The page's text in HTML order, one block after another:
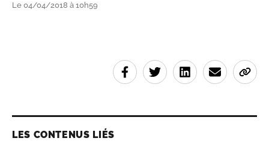
Le 04/04/2018 à 10h59
LES CONTENUS LIÉS